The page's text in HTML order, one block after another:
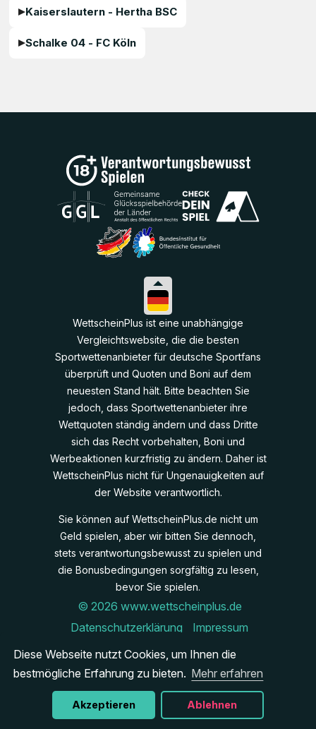
Diese Webseite nutzt Cookies, um Ihnen die
bestmögliche Erfahrung zu bieten. Mehr erfahren
Akzeptieren Ablehnen
Kaiserslautern - Hertha BSC
Schalke 04 - FC Köln
WettscheinPlus ist eine unabhängige
Vergleichtswebsite, die die besten
Sportwettenanbieter für deutsche Sportfans
überprüft und Quoten und Boni auf dem
neuesten Stand hält. Bitte beachten Sie
jedoch, dass Sportwettenanbieter ihre
Wettquoten ständig ändern und dass Dritte
sich das Recht vorbehalten, Boni und
Werbeaktionen kurzfristig zu ändern. Daher ist
WettscheinPlus nicht für Ungenauigkeiten auf
der Website verantwortlich.
Sie können auf WettscheinPlus.de nicht um
Geld spielen, aber wir bitten Sie dennoch,
stets verantwortungsbewusst zu spielen und
die Bonusbedingungen sorgfältig zu lesen,
bevor Sie spielen.
© 2026 www.wettscheinplus.de
Datenschutzerklärung
Impressum
Cookies
Verantwortungsbewusst spielen
Kontakt
Site Map